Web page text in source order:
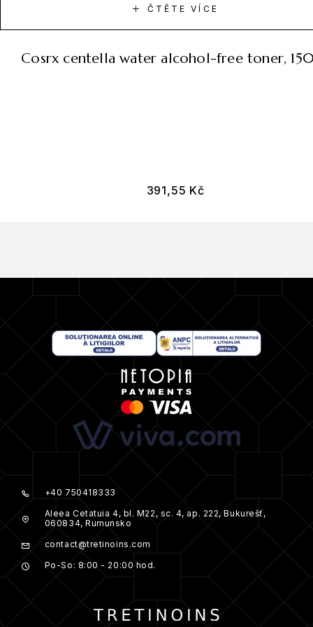
ČTĚTE VÍCE
cosrx centella water alcohol-free toner,
391,55 Kč
+40 750418333
Aleea Cetatuia 4, bl. M22, sc. 4, ap. 222, Bukurešť,
060834, Rumunsko
contact@tretinoins.com
Po-So: 8:00 - 20:00 hod.